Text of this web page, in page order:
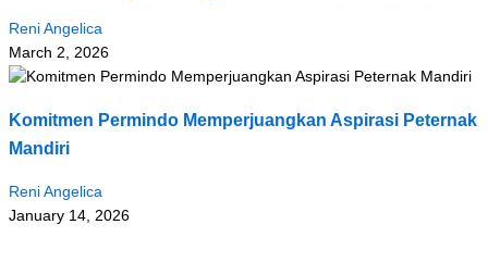
Reni Angelica
March 2, 2026
Komitmen Permindo Memperjuangkan Aspirasi Peternak
Mandiri
Reni Angelica
January 14, 2026